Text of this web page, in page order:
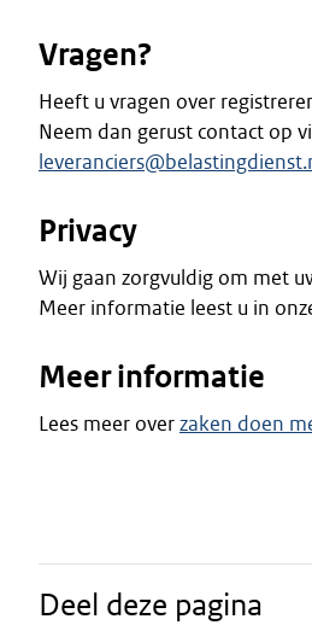
Vragen?
Heeft u vragen over
Neem dan gerust contact op
Privacy
Wij gaan zorgvuldig om met
Meer informatie leest u in
Meer informatie
Lees meer overzaken doen
Deel deze pagina